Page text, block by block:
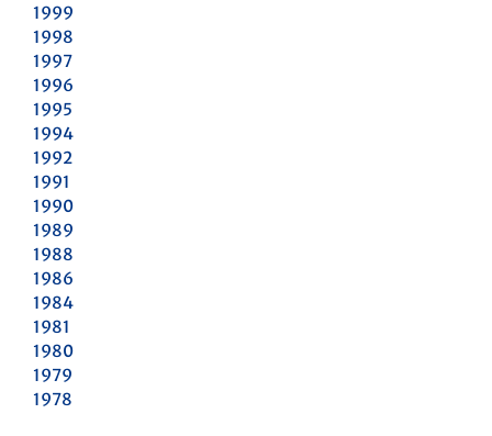
1999
1998
1997
1996
1995
1994
1992
1991
1990
1989
1988
1986
1984
1981
1980
1979
1978